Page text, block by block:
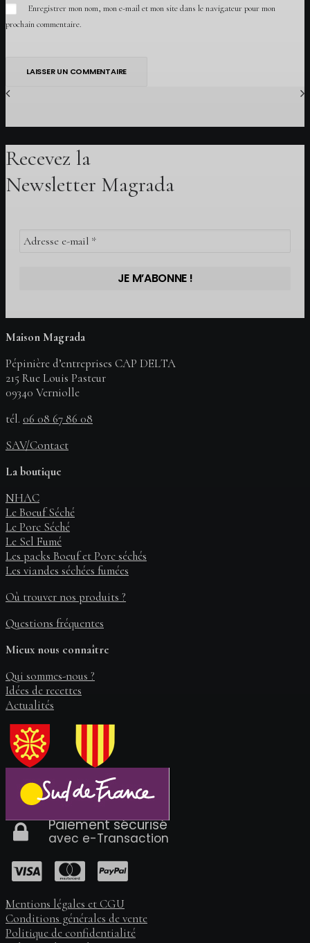
Enregistrer mon nom, mon e-mail et mon site dans le navigateur pour mon
prochain commentaire.
Recevez la
Newsletter Magrada
Maison Magrada
Pépinière d’entreprises CAP DELTA
215 Rue Louis Pasteur
09340 Verniolle
tél. 06 08 67 86 08
SAV/Contact
La boutique
NHAC
Le Boeuf Séché
Le Porc Séché
Le Sel Fumé
Les packs Boeuf et Porc séchés
Les viandes séchées fumées
Où trouver nos produits ?
Questions fréquentes
Mieux nous connaître
Qui sommes-nous ?
Idées de recettes
Actualités
Paiement sécurisé
avec e-Transaction
Mentions légales et CGU
Conditions générales de vente
Politique de confidentialité